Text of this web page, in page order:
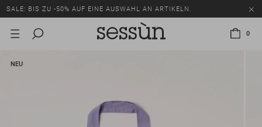
SALE: BIS ZU -50% AUF EINE AUSWAHL AN ARTIKELN.
0
NEU